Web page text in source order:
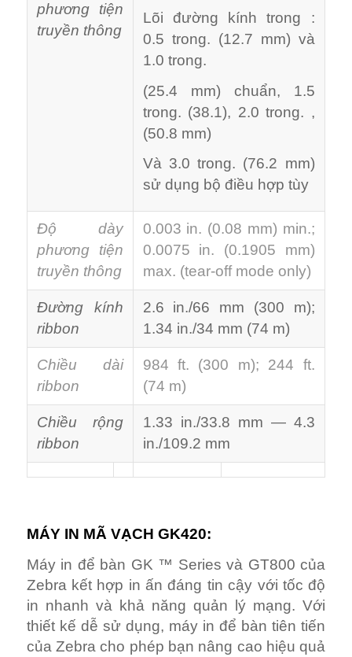
phương tiện
truyền thông
Lõi đường kính trong :
0.5 trong. (12.7 mm) và
1.0 trong.
(25.4 mm) chuẩn, 1.5
trong. (38.1), 2.0 trong. ,
(50.8 mm)
Và 3.0 trong. (76.2 mm)
sử dụng bộ điều hợp tùy
Độ dày
phương tiện
truyền thông
0.003 in. (0.08 mm) min.;
0.0075 in. (0.1905 mm)
max. (tear-off mode only)
Đường kính
ribbon
2.6 in./66 mm (300 m);
1.34 in./34 mm (74 m)
Chiều dài
ribbon
984 ft. (300 m); 244 ft.
(74 m)
Chiều rộng
ribbon
1.33 in./33.8 mm — 4.3
in./109.2 mm
MÁY IN MÃ VẠCH GK420:
Máy in để bàn GK ™ Series và GT800 của
Zebra kết hợp in ấn đáng tin cậy với tốc độ
in nhanh và khả năng quản lý mạng. Với
thiết kế dễ sử dụng, máy in để bàn tiên tiến
của Zebra cho phép bạn nâng cao hiệu quả